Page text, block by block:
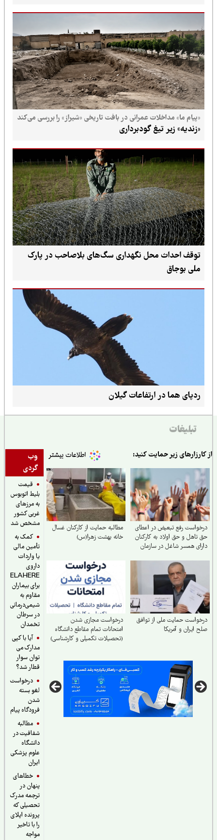
«پیام ما» مداخلات عمرانی در بافت تاریخی «شیراز» را بررسی می‌کند
«زندیه» زیر تیغ گودبرداری
توقف احداث محل نگهداری سگ‌های بلاصاحب در پارک
ملی بوجاق
ردپای هما در ارتفاعات گیلان
تبلیغات
وب
گردی
قیمت
بلیط اتوبوس
به مرزهای
غربی کشور
مشخص شد
کمک به
تأمین مالی
یا واردات
ELAHERE
برای بیماران
مقاوم به
شیمی‌درمانی
در سرطان
تخمدان
آیا با کپی
مدارک می
توان سوار
قطار شد؟
درخواست
لغو بسته
فرودگاه پیام
مطالبه
شفافیت در
دانشگاه
علوم پزشکی
خطاهای
پنهان در
ترجمه مدرک
تحصیلی که
پرونده اپلای
را با تاخیر
زیر حمایت کنید:
رفع تبعیض در اعطای
و حق اولاد به کارکنان
همسر شاغل در سازمان
مطالبه حمایت از کارکنان غسال
خانه بهشت زهرا(س)
حمایت ملی از توافق
ایران و آمریکا
درخواست مجازی شدن
امتحانات تمام مقاطع دانشگاه
(تحصیلات تکمیلی و کارشناسی)